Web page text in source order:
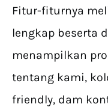
Fitur-fiturnya
lengkap beserta
menampilkan
tentang kami,
friendly, dam